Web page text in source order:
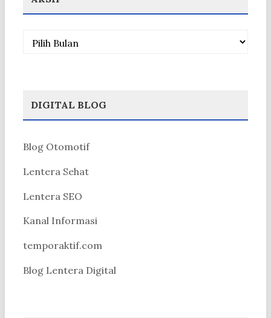
Arsip
DIGITAL BLOG
Blog Otomotif
Lentera Sehat
Lentera SEO
Kanal Informasi
temporaktif.com
Blog Lentera Digital